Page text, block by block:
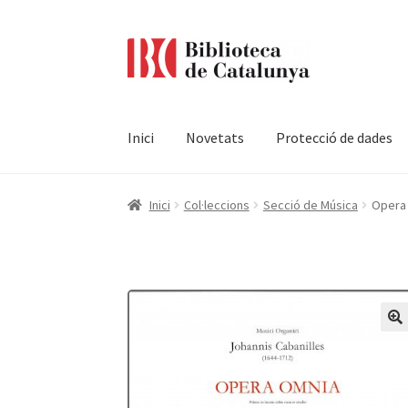
Inici Novetats Protecció de dades
Pàgina d'inici Accessibilitat Cistella El meu
Inici Col·leccions Secció de Música Opera